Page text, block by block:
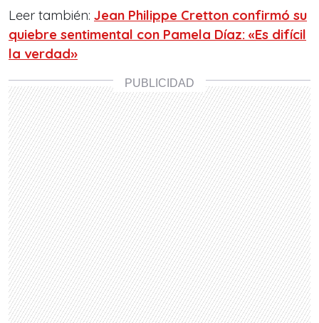
Leer también: Jean Philippe Cretton confirmó su
quiebre sentimental con Pamela Díaz: «Es difícil
la verdad»